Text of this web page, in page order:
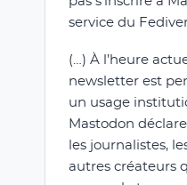
service du
(…) À l’heure
newsletter est
un usage
Mastodon
les journalistes,
autres créateurs